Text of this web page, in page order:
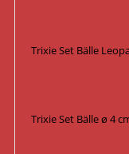
Trixie Set Bälle
Trixie Set Bälle ø 4